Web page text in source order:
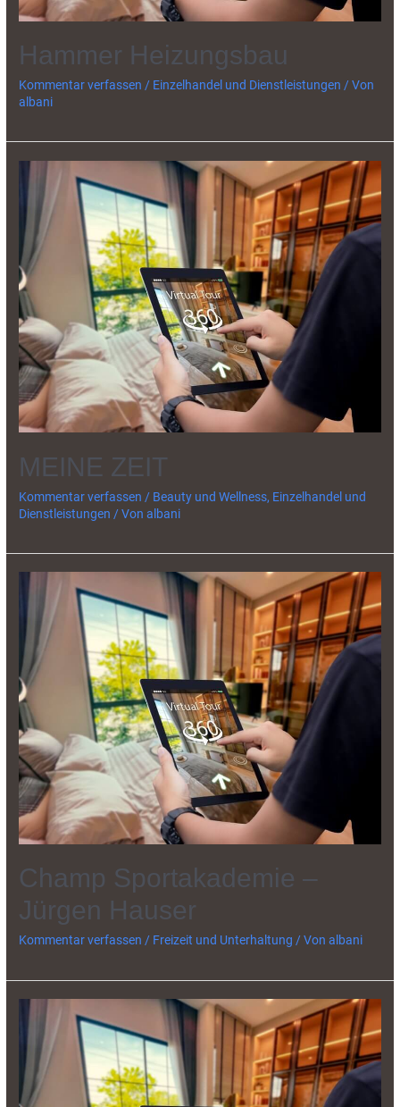
Hammer Heizungsbau
Kommentar verfassen / Einzelhandel und Dienstleistungen / Von
albani
MEINE ZEIT
Kommentar verfassen / Beauty und Wellness, Einzelhandel und
Dienstleistungen / Vonalbani
Champ Sportakademie –
Jürgen Hauser
Kommentar verfassen / Freizeit und Unterhaltung / Vonalbani